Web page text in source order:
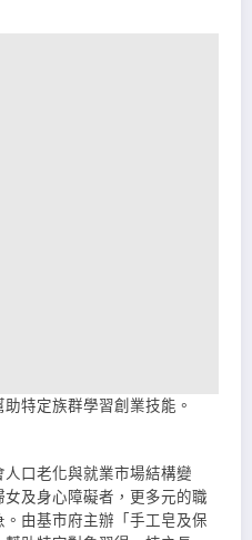
特定族群學習創業技能。
人口老化與就業市場結構變
及身心障礙者，更多元的職
由基市府主辦「手工皂及保